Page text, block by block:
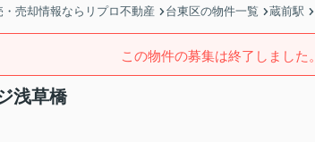
売却情報ならリプロ不動産 台東区の物件一覧 蔵前駅
この物件の募集は終了しました。
浅草橋